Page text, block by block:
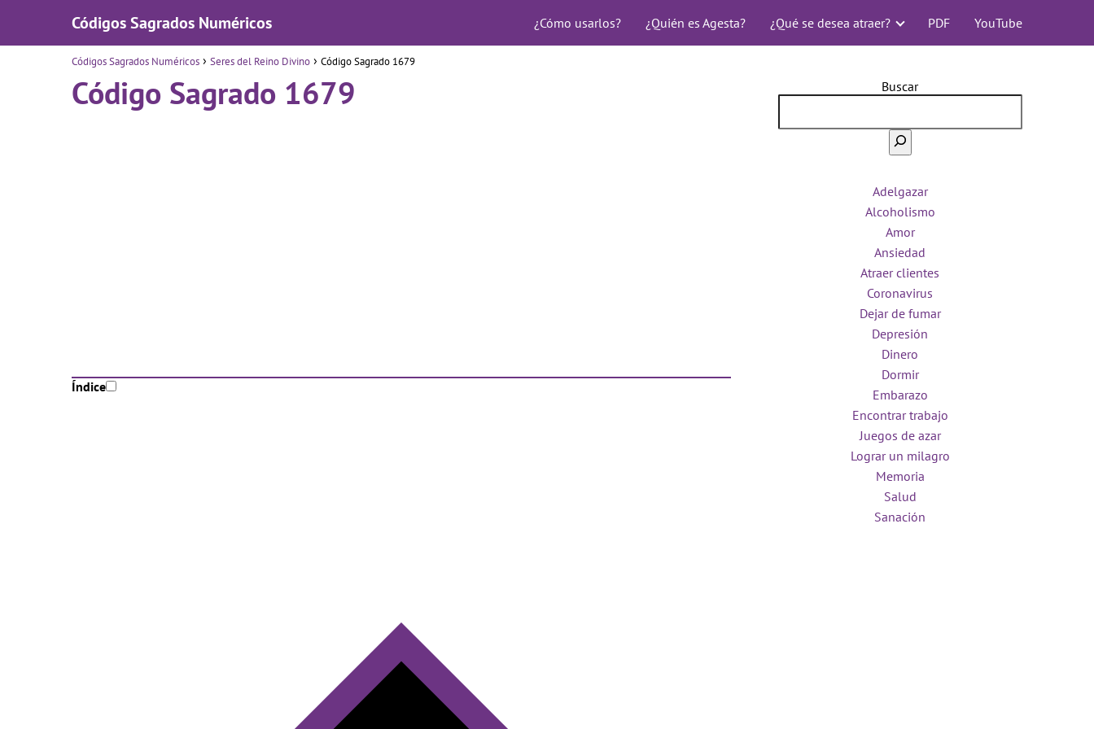
Códigos Sagrados Numéricos ¿Cómo usarlos? ¿Quién es Agesta? ¿Qué se desea atraer? PDF YouTube
Códigos Sagrados Numéricos Seres del Reino Divino Código Sagrado 1679
Código Sagrado 1679
Índice
Buscar
Adelgazar
Alcoholismo
Amor
Ansiedad
Atraer clientes
Coronavirus
Dejar de fumar
Depresión
Dinero
Dormir
Embarazo
Encontrar trabajo
Juegos de azar
Lograr un milagro
Memoria
Salud
Sanación